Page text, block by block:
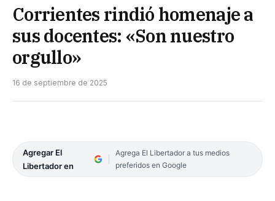
Corrientes rindió homenaje a
sus docentes: «Son nuestro
orgullo»
16 de septiembre de 2025
Agregar El
Libertador en
Agrega El Libertador a tus medios
preferidos en Google